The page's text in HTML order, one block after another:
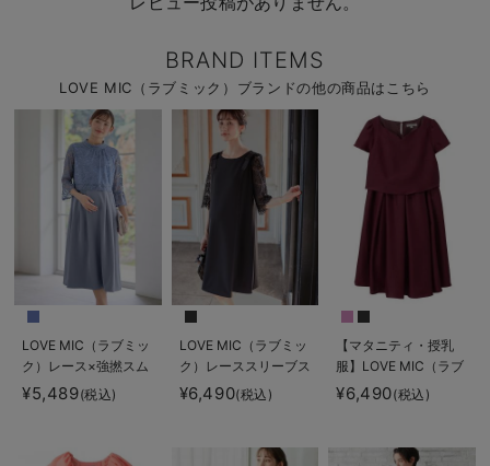
BRAND ITEMS
LOVE MIC（ラブミック）ブランドの他の商品はこちら
LOVE MIC（ラブミッ
ク）レース×強撚スム
ースフレアーワンピー
ス マタニティ・授乳
¥5,489(税込)
LOVE MIC（ラブミッ
ク）レーススリーブス
トレッチジョーゼット
ワンピース マタニテ
長く使える】
¥6,490(税込)
【マタニティ・授乳
服】LOVE MIC（ラブ
ミック）シャンタンハ
ートネックフレアワン
¥6,490(税込)